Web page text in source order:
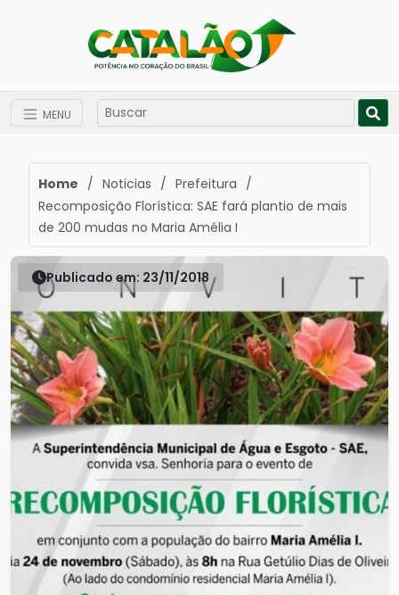
MENU
Home / Noticias / Prefeitura /
Recomposição Florística: SAE fará plantio de mais
de 200 mudas no Maria Amélia I
Publicado em: 23/11/2018